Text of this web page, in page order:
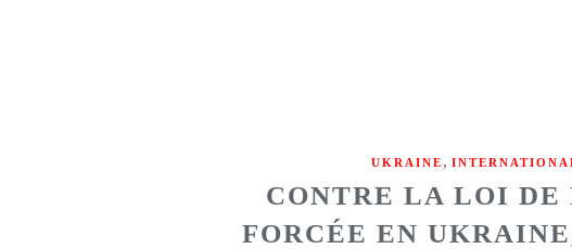
UKRAINE ,
CONTRE LA LOI
FORCÉE EN